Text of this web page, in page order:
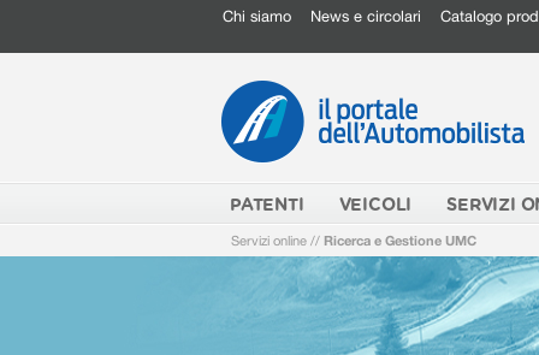
Chi siamo News e circolari Catalogo
PATENTI VEICOLI SERVIZI
Servizi online // Ricerca e Gestione UMC